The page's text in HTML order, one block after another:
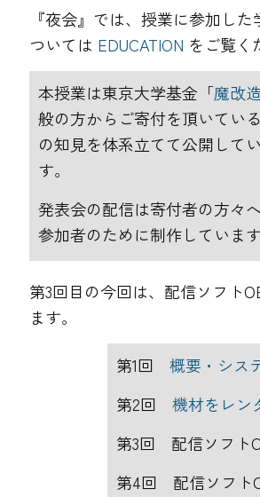
『夜会』では、授業に参加し
ついては EDUCATION をご覧く
本授業は東京大学基金「魔改
般の方からご寄付を頂いてい
の知見を体系立てて公開して
す。
発表会の配信は寄付者の方々
参加者のために制作しています
第3回目の今回は、配信ソフト
ます。
第1回 概要・シス
第2回 機材をレン
第3回 配信ソフト
第4回 配信ソフト